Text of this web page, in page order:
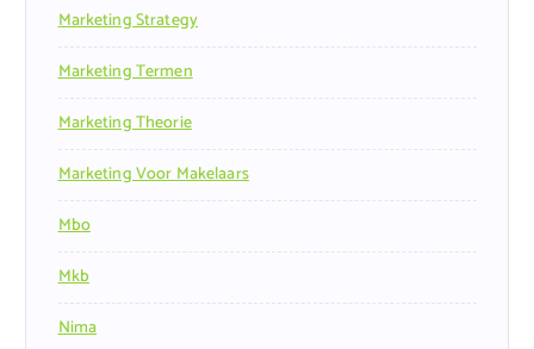
Marketing Strategy
Marketing Termen
Marketing Theorie
Marketing Voor Makelaars
Mbo
Mkb
Nima